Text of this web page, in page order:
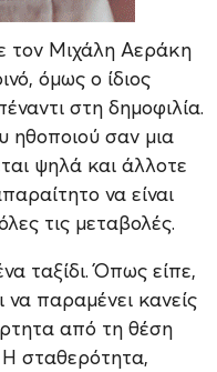
τον Μιχάλη Αεράκη
όμως ο ίδιος
στη δημοφιλία.
ηθοποιού σαν μια
ψηλά και άλλοτε
να είναι
τις μεταβολές.
ταξίδι. Όπως είπε,
να παραμένει κανείς
από τη θέση
σταθερότητα,